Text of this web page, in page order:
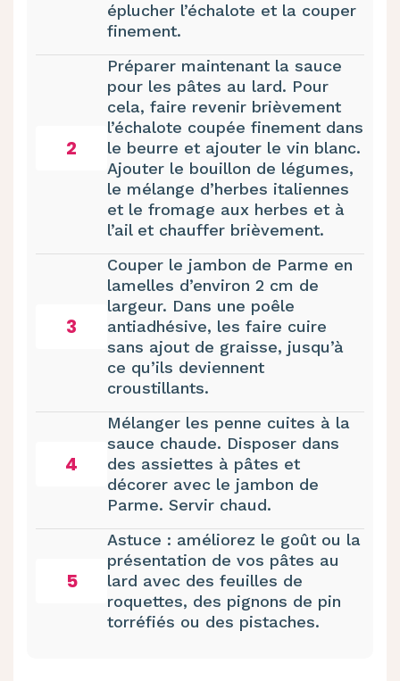
éplucher l’échalote et la couper
finement.
2
Préparer maintenant la sauce
pour les pâtes au lard. Pour
cela, faire revenir brièvement
l’échalote coupée finement dans
le beurre et ajouter le vin blanc.
Ajouter le bouillon de légumes,
le mélange d’herbes italiennes
et le fromage aux herbes et à
l’ail et chauffer brièvement.
3
Couper le jambon de Parme en
lamelles d’environ 2 cm de
largeur. Dans une poêle
antiadhésive, les faire cuire
sans ajout de graisse, jusqu’à
ce qu’ils deviennent
croustillants.
4
Mélanger les penne cuites à la
sauce chaude. Disposer dans
des assiettes à pâtes et
décorer avec le jambon de
Parme. Servir chaud.
5
Astuce : améliorez le goût ou la
présentation de vos pâtes au
lard avec des feuilles de
roquettes, des pignons de pin
torréfiés ou des pistaches.